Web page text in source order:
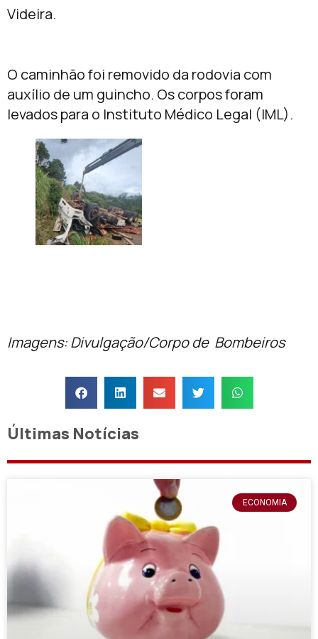
Videira.
O caminhão foi removido da rodovia com
auxílio de um guincho. Os corpos foram
levados para o Instituto Médico Legal (IML).
Imagens: Divulgação/Corpo de Bombeiros
Últimas Notícias
ECONOMIA